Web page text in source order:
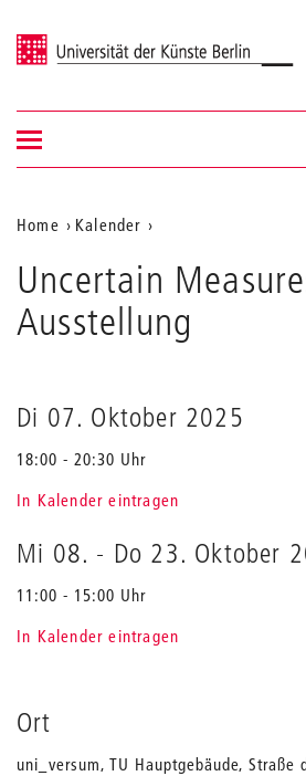
Universität der Künste Berlin
Navigation &
Suche
Navigation
ein-/ausblenden
Aktuelle
Position
auf
der
Home
Kalender
Measures
Uncertain
Ausstellung
Di 07. Oktober 2025
18:00 - 20:30 Uhr
In Kalender eintragen
Mi 08. - Do 23. Oktober
11:00 - 15:00 Uhr
In Kalender eintragen
Ort
uni_versum, TU Hauptgebäude, Straße